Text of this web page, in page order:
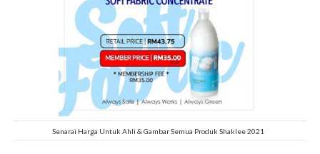
Senarai Harga Untuk Ahli & Gambar Semua Produk Shaklee 2021